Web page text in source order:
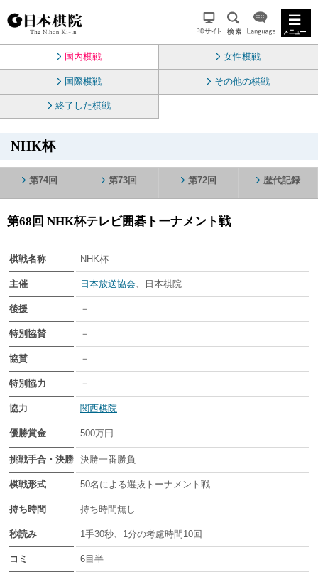
国内棋戦 女性棋戦
国際棋戦 その他の棋戦
終了した棋戦
NHK杯
第74回 第73回 第72回 歴代記録
第68回 NHK杯テレビ囲碁トーナメント戦
棋戦名称 NHK杯
主催 日本放送協会 、日本棋院
後援 －
特別協賛 －
協賛 －
特別協力 －
協力 関西棋院
優勝賞金 500万円
挑戦手合・決勝 決勝一番勝負
棋戦形式 50名による選抜トーナメント戦
持ち時間 持ち時間無し
秒読み 1手30秒、1分の考慮時間10回
コミ 6目半